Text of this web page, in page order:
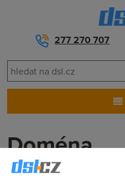
277 270 707
Doména
Doména je zkrácený tvar